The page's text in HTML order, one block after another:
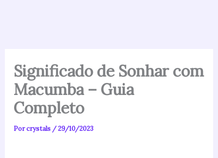
Significado de Sonhar com
Macumba – Guia
Completo
Porcrystals /29/10/2023